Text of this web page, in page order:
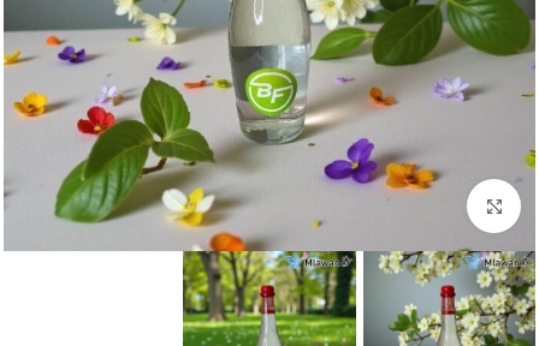
Click to enlarge